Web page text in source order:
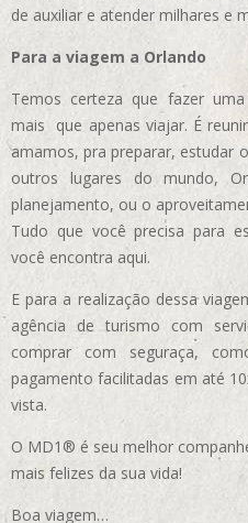
de auxiliar e atender milhares e
Para a viagem a Orlando
Temos certeza que fazer
mais que apenas viajar. É
amamos, pra preparar, estudar
outros lugares do mundo,
planejamento, ou o
Tudo que você precisa para
você encontra aqui.
E para a realização dessa
agência de turismo com
comprar com seguraça,
pagamento facilitadas em até
vista.
O MD1® é seu melhor
mais felizes da sua vida!
Boa viagem…